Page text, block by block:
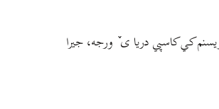
کي کاسپي دريا ی ٚ ورجه، جيرا